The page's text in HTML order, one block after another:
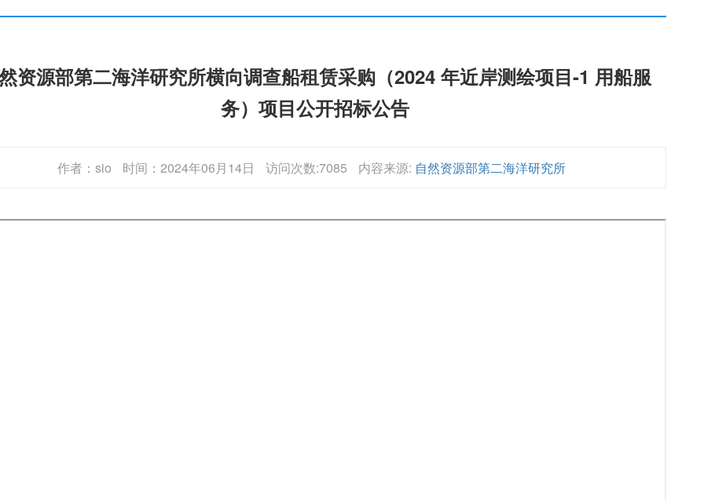
资源部第二海洋研究所横向调查船租赁采购（2024 年近岸测绘项目-1 用船服
务）项目公开招标公告
作者：sio 时间：2024年06月14日 访问次数:7085 内容来源: 自然资源部第二海洋研究所